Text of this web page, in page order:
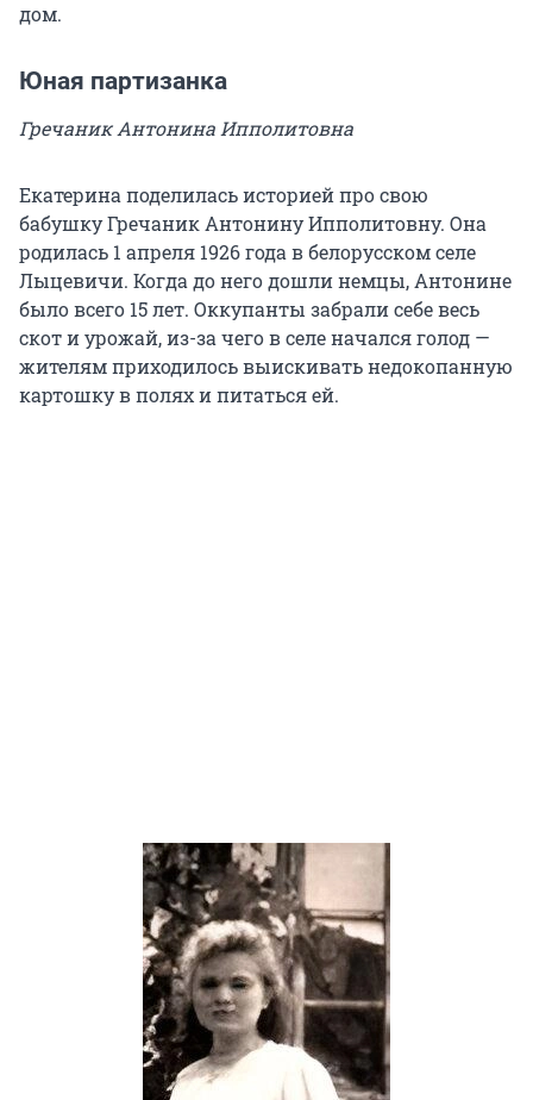
дом.
Юная партизанка
Гречаник Антонина Ипполитовна
Екатерина поделилась историей про свою
бабушку Гречаник Антонину Ипполитовну. Она
родилась 1 апреля 1926 года в белорусском селе
Лыцевичи. Когда до него дошли немцы, Антонине
было всего 15 лет. Оккупанты забрали себе весь
скот и урожай, из-за чего в селе начался голод —
жителям приходилось выискивать недокопанную
картошку в полях и питаться ей.